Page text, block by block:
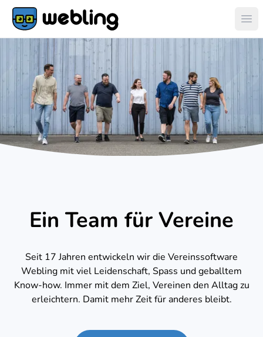
Ein Team für Vereine
Seit 17 Jahren entwickeln wir die Vereinssoftware
Webling mit viel Leidenschaft, Spass und geballtem
Know-how. Immer mit dem Ziel, Vereinen den Alltag zu
erleichtern. Damit mehr Zeit für anderes bleibt.